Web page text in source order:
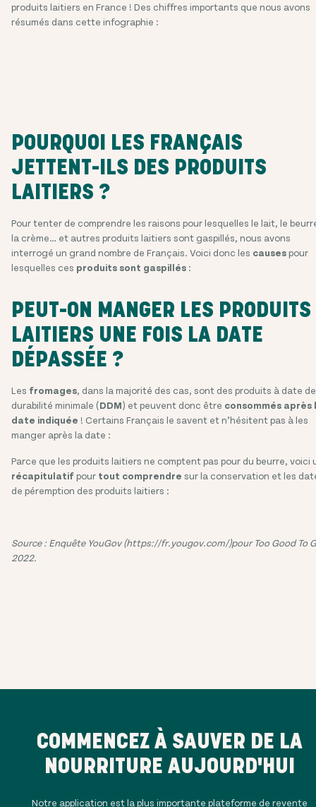
produits laitiers en France ! Des chiffres importants que nous avons
résumés dans cette infographie :
POURQUOI LES FRANÇAIS
JETTENT-ILS DES PRODUITS
LAITIERS ?
Pour tenter de comprendre les raisons pour lesquelles le lait, le
la crème… et autres produits laitiers sont gaspillés, nous avons
interrogé un grand nombre de Français. Voici donc les causespour
lesquelles ces produits sont gaspillés :
PEUT-ON MANGER LES PRODUITS
LAITIERS UNE FOIS LA DATE
DÉPASSÉE ?
Les fromages, dans la majorité des cas, sont des produits à date de
durabilité minimale (DDM) et peuvent donc être consommés après
date indiquée ! Certains Français le savent et n’hésitent pas à les
manger après la date :
Parce que les produits laitiers ne comptent pas pour du beurre, voici
récapitulatifpour tout comprendre sur la conservation et les
de péremption des produits laitiers :
Source : Enquête YouGov (https://fr.yougov.com/)pour Too Good To
2022.
COMMENCEZ À SAUVER DE LA
NOURRITURE AUJOURD'HUI
Notre application est la plus importante plateforme de revente